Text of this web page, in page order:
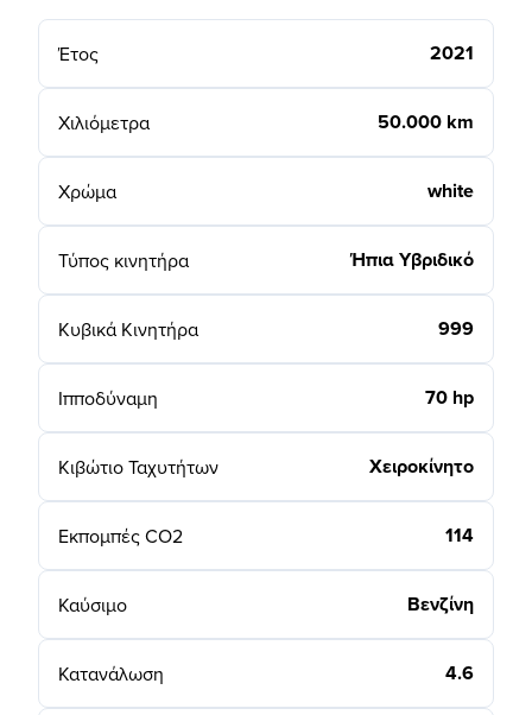
Έτος 2021
Χιλιόμετρα 50.000 km
Χρώμα white
Τύπος κινητήρα Ήπια Υβριδικό
Κυβικά Κινητήρα 999
Ιπποδύναμη 70 hp
Κιβώτιο Ταχυτήτων Χειροκίνητο
Εκπομπές CO2 114
Καύσιμο Βενζίνη
Κατανάλωση 4.6